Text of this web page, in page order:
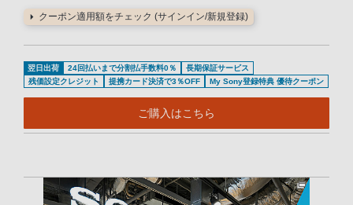
クーポン適用額をチェック (サインイン/新規登録)
翌日出荷 24回払いまで分割払手数料0％
長期保証サービス
残価設定クレジット
提携カード決済で3％OFF My Sony登録特典 優待クーポン
ご購入はこちら